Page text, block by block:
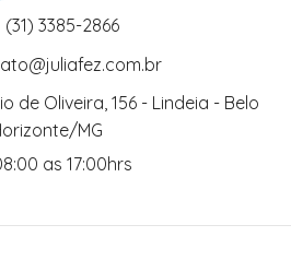
(31) 3385-2866
de Oliveira, 156 - Lindeia - Belo
MG
as 17:00hrs